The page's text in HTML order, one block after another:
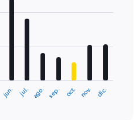
jun. jul. ago. sep. oct. nov. dic.